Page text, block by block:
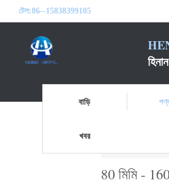
টেল:86--15838399105
বাড়ি
খবর
80 মিমি -